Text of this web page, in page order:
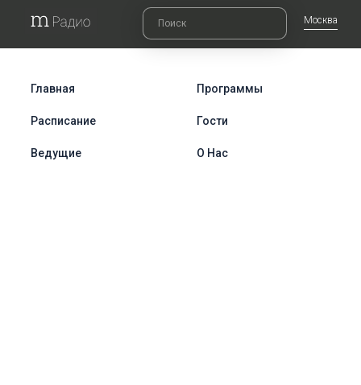
Москва
Главная Программы
Расписание Гости
Ведущие О Нас